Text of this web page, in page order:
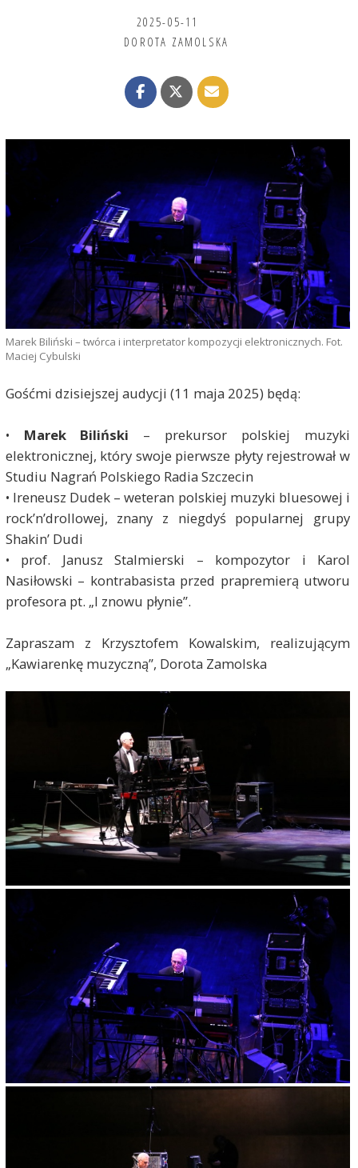
2025-05-11
DOROTA ZAMOLSKA
Marek Biliński – twórca i interpretator kompozycji elektronicznych. Fot.
Maciej Cybulski
Gośćmi dzisiejszej audycji (11 maja 2025) będą:
• Marek Biliński – prekursor polskiej muzyki
elektronicznej, który swoje pierwsze płyty rejestrował w
Studiu Nagrań Polskiego Radia Szczecin
• Ireneusz Dudek – weteran polskiej muzyki bluesowej i
rock’n’drollowej, znany z niegdyś popularnej grupy
Shakin’ Dudi
• prof. Janusz Stalmierski – kompozytor i Karol
Nasiłowski – kontrabasista przed prapremierą utworu
profesora pt. „I znowu płynie”.
Zapraszam z Krzysztofem Kowalskim, realizującym
„Kawiarenkę muzyczną”, Dorota Zamolska